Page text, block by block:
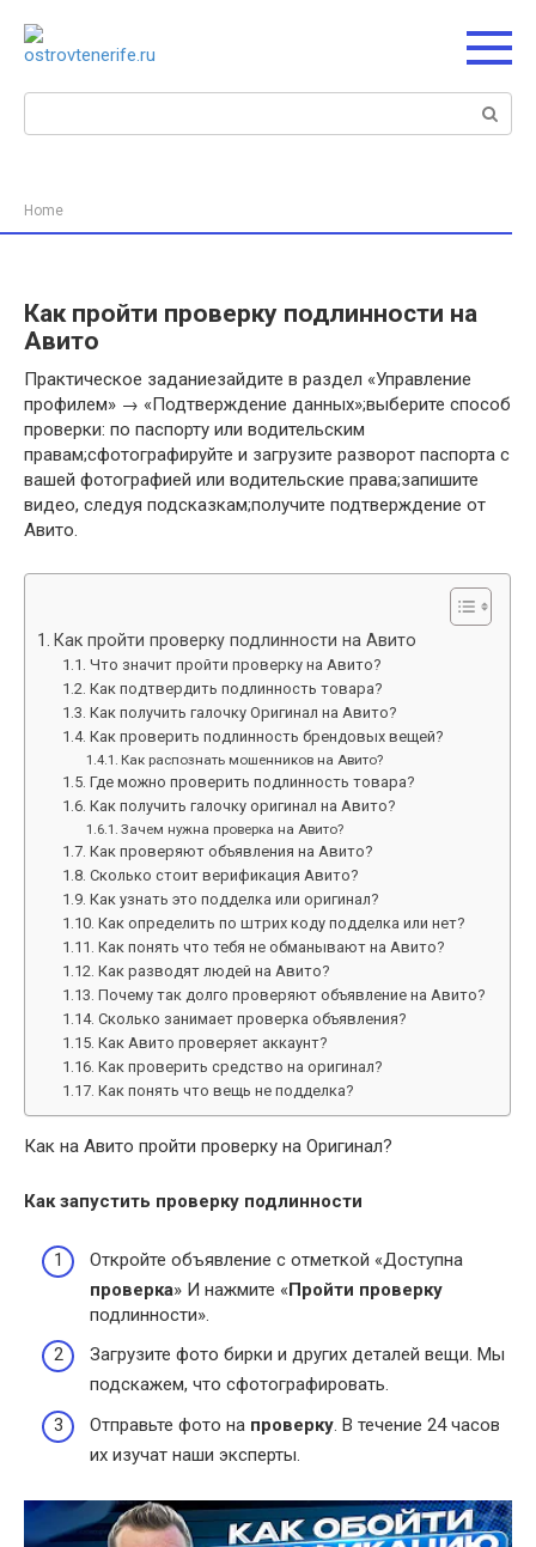
контенту
Поиск:
Home
Как пройти проверку подлинности на
Авито
Практическое заданиезайдите в раздел «Управление
профилем» → «Подтверждение данных»;выберите способ
проверки: по паспорту или водительским
правам;сфотографируйте и загрузите разворот паспорта с
вашей фотографией или водительские права;запишите
видео, следуя подсказкам;получите подтверждение от
Авито.
Как пройти проверку подлинности на Авито
Что значит пройти проверку на Авито?
Как подтвердить подлинность товара?
Как получить галочку Оригинал на Авито?
Как проверить подлинность брендовых вещей?
Как распознать мошенников на Авито?
Где можно проверить подлинность товара?
Как получить галочку оригинал на Авито?
Зачем нужна проверка на Авито?
Как проверяют объявления на Авито?
Сколько стоит верификация Авито?
Как узнать это подделка или оригинал?
Как определить по штрих коду подделка или нет?
Как понять что тебя не обманывают на Авито?
Как разводят людей на Авито?
Почему так долго проверяют объявление на Авито?
Сколько занимает проверка объявления?
Как Авито проверяет аккаунт?
Как проверить средство на оригинал?
Как понять что вещь не подделка?
Как на Авито пройти проверку на Оригинал?
Как запустить проверку подлинности
Откройте объявление с отметкой «Доступна
проверка» И нажмите «Пройти проверку
подлинности».
Загрузите фото бирки и других деталей вещи. Мы
подскажем, что сфотографировать.
Отправьте фото на проверку . В течение 24 часов
их изучат наши эксперты.